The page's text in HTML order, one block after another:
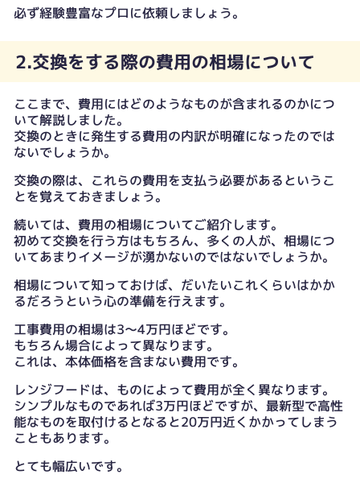
必ず経験豊富なプロに依頼しましょう。
2.交換をする際の費用の相場について
ここまで、費用にはどのようなものが含まれるのかにつ
いて解説しました。
交換のときに発生する費用の内訳が明確になったのでは
ないでしょうか。
交換の際は、これらの費用を支払う必要があるというこ
とを覚えておきましょう。
続いては、費用の相場についてご紹介します。
初めて交換を行う方はもちろん、多くの人が、相場につ
いてあまりイメージが湧かないのではないでしょうか。
相場について知っておけば、だいたいこれくらいはかか
るだろうという心の準備を行えます。
工事費用の相場は3～4万円ほどです。
もちろん場合によって異なります。
これは、本体価格を含まない費用です。
レンジフードは、ものによって費用が全く異なります。
シンプルなものであれば3万円ほどですが、最新型で高性
能なものを取付けるとなると20万円近くかかってしまう
こともあります。
とても幅広いです。